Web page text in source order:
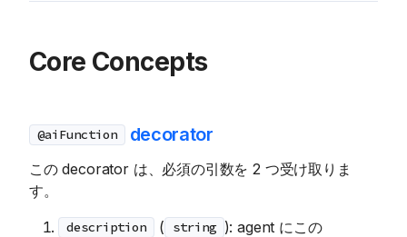
Core Concepts
@aiFunction decorator
この decorator は、必須の引数を 2 つ受け取りま
す。
description ( string ): agent にこの